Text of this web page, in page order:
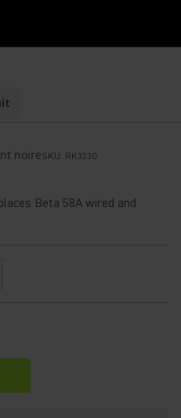
noireSKU: RK323G
Beta 58A wired and